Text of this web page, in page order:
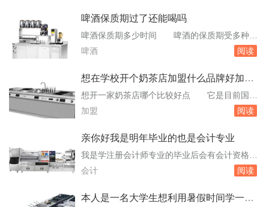
里带走的东西。1c：妈妈：你好。汤姆：嗨，妈
和1c的内容翻译，不是对话的完整翻译。如果需
要更多内容的翻译...
啤酒保质期过了还能喝吗
啤酒保质期多少时间 啤酒的保质期受多种因
素影响，包括类型、包装方式、储存条件等。以
月。含糖11度至12度的熟啤酒：保质期为4个
啤酒：保质期为50天。鲜啤酒：常温下难以保
存，冷藏条件下最多可保存1个月。罐装。啤
啤酒 阅读
想在学校开个奶茶店加盟什么品牌好加盟
费大概多少
想开一家奶茶店哪个比较好点 它是目前国内
少有的奶茶连锁店加盟品牌，而且目前在全国已
0多个城市，几乎你在每一个城市的。所以他的
的生意，相反，由于学生的顾客数量很多，所以
其实开一家酒瓯奶茶的话，完全不用担心没有。
加盟 阅读
亲你好我是明年毕业的也是会计专业
我是学注册会计师专业的毕业后会有会计资格证
我想问一下我有必要 它证明了您具备从事会
册会计师专业的毕业生在就业市场上具有一定的
会计 阅读
本人是一名大学生想利用暑假时间学一些